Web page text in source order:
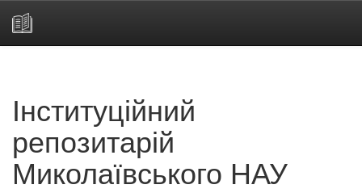
Інституційний
репозитарій
Миколаївського НАУ